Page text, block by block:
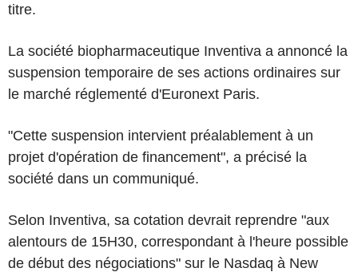
titre.
La société biopharmaceutique Inventiva a annoncé la
suspension temporaire de ses actions ordinaires sur
le marché réglementé d'Euronext Paris.
"Cette suspension intervient préalablement à un
projet d'opération de financement", a précisé la
société dans un communiqué.
Selon Inventiva, sa cotation devrait reprendre "aux
alentours de 15H30, correspondant à l'heure possible
de début des négociations" sur le Nasdaq à New